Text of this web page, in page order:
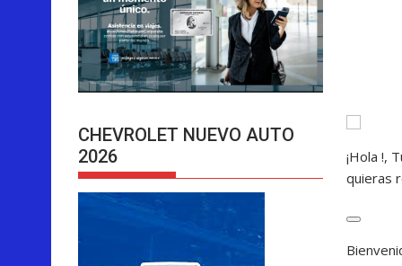
¡Hola !,
quieras
e
CHEVROLET NUEVO AUTO
2026